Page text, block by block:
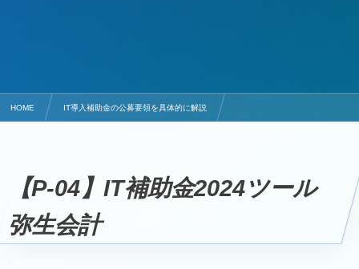
HOME IT導入補助金の公募要領を具体的に解説
【P-04】IT補助金2024ツール
弥生会計